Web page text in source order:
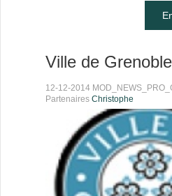
Ville de Grenoble
12-12-2014
Partenaires Christophe